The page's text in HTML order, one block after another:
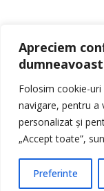
Apreciem
Folosim cookie-
navigare, pentru
personalizat și
„Accept toate”,
Preferinte
© Reporter pur si simplu
uri
Nota de